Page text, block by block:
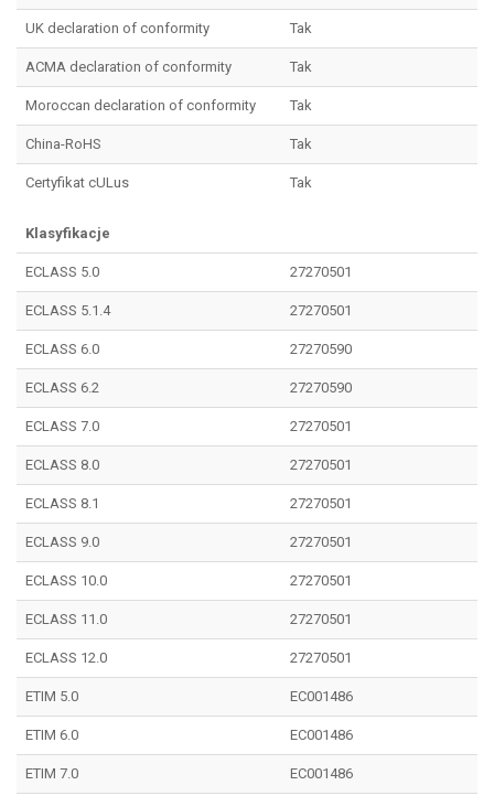
UK declaration of conformity Tak
ACMA declaration of conformity Tak
Moroccan declaration of conformity Tak
China-RoHS Tak
Certyfikat cULus Tak
Klasyfikacje
ECLASS 5.0 27270501
ECLASS 5.1.4 27270501
ECLASS 6.0 27270590
ECLASS 6.2 27270590
ECLASS 7.0 27270501
ECLASS 8.0 27270501
ECLASS 8.1 27270501
ECLASS 9.0 27270501
ECLASS 10.0 27270501
ECLASS 11.0 27270501
ECLASS 12.0 27270501
ETIM 5.0 EC001486
ETIM 6.0 EC001486
ETIM 7.0 EC001486